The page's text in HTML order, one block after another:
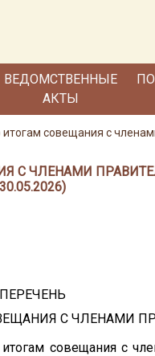
ВЕДОМСТВЕННЫЕ
АКТЫ
совещания с
С ЧЛЕНАМИ
30.05.2026)
ПЕРЕЧЕНЬ
С ЧЛЕНАМИ
совещания с